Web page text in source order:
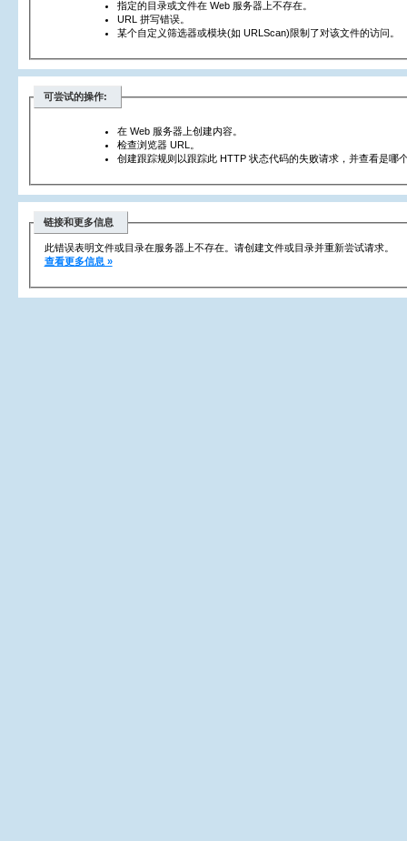
指定的目录或文件在 Web 服务器上不存在。
URL 拼写错误。
某个自定义筛选器或模块(如 URLScan)限制了对该文件的访问。
可尝试的操作:
在 Web 服务器上创建内容。
检查浏览器 URL。
创建跟踪规则以跟踪此 HTTP 状态代码的失败请求，并查看是哪
链接和更多信息
此错误表明文件或目录在服务器上不存在。请创建文件或目录并重新尝试请求。
查看更多信息 »